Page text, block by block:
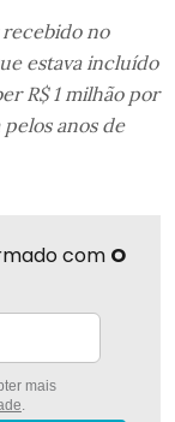
no
estava incluído
R$ 1 milhão por
anos de
com O
mais
.